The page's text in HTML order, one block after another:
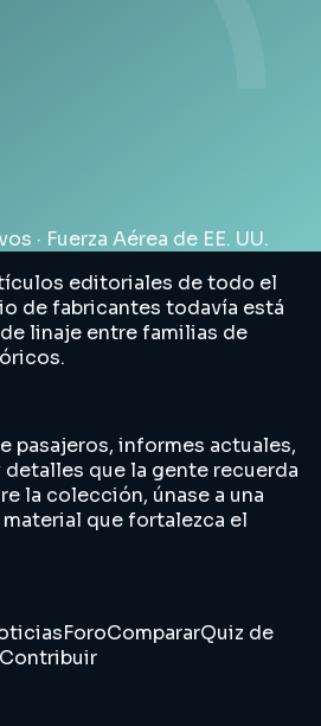
· Fuerza Aérea de EE. UU.
editoriales de todo el
de fabricantes todavía está
linaje entre familias de
pasajeros, informes actuales,
que la gente recuerda
la colección, únase a una
que fortalezca el
ForoCompararQuiz de
Contribuir